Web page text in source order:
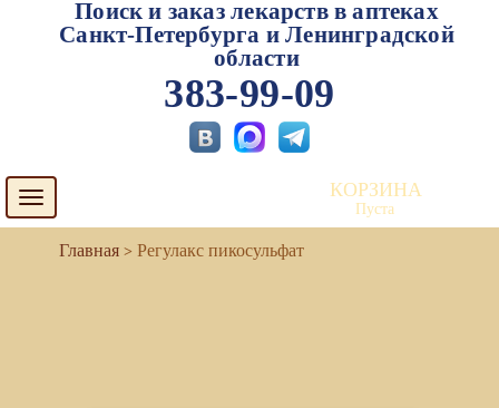
Поиск и заказ лекарств в аптеках
Санкт-Петербурга и Ленинградской
области
383-99-09
Toggle
navigation
КОРЗИНА
Пуста
Регулакс пикосульфат